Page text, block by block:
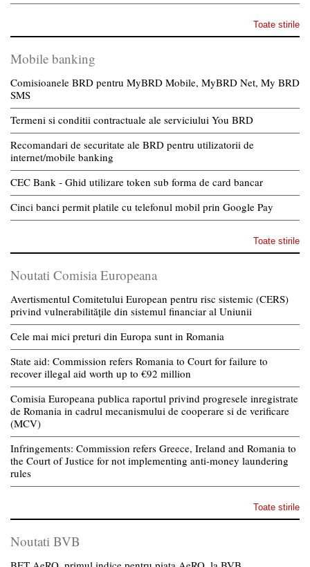
Toate stirile
Mobile banking
Comisioanele BRD pentru MyBRD Mobile, MyBRD Net, My BRD
SMS
Termeni si conditii contractuale ale serviciului You BRD
Recomandari de securitate ale BRD pentru utilizatorii de
internet/mobile banking
CEC Bank - Ghid utilizare token sub forma de card bancar
Cinci banci permit platile cu telefonul mobil prin Google Pay
Toate stirile
Noutati Comisia Europeana
Avertismentul Comitetului European pentru risc sistemic (CERS)
privind vulnerabilitățile din sistemul financiar al Uniunii
Cele mai mici preturi din Europa sunt in Romania
State aid: Commission refers Romania to Court for failure to
recover illegal aid worth up to €92 million
Comisia Europeana publica raportul privind progresele inregistrate
de Romania in cadrul mecanismului de cooperare si de verificare
(MCV)
Infringements: Commission refers Greece, Ireland and Romania to
the Court of Justice for not implementing anti-money laundering
rules
Toate stirile
Noutati BVB